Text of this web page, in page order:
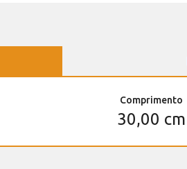
Comprimento
30,00 cm